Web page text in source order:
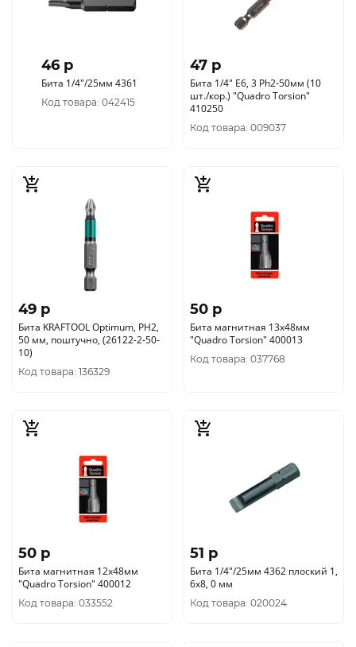
46 p
Бита 1/4"/25мм 4361
Код товара: 042415
47 p
Бита 1/4" E6, 3 Ph2-50мм (10
шт./кор.) "Quadro Torsion"
410250
Код товара: 009037
49 p
Бита KRAFTOOL Optimum, PH2,
50 мм, поштучно, (26122-2-50-
10)
Код товара: 136329
50 p
Бита магнитная 13х48мм
"Quadro Torsion" 400013
Код товара: 037768
50 p
Бита магнитная 12х48мм
"Quadro Torsion" 400012
Код товара: 033552
51 p
Бита 1/4"/25мм 4362 плоский 1,
6х8, 0 мм
Код товара: 020024